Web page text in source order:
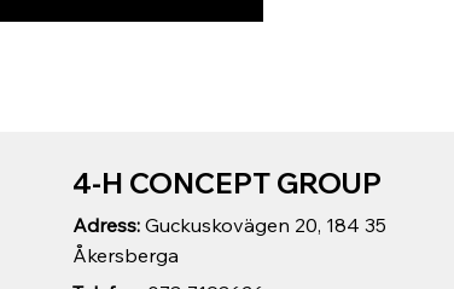
Adress: Guckuskovägen 20, 184 35
Åkersberga
4-H CONCEPT GROUP